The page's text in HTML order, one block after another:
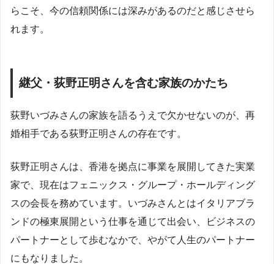
らこそ、今の信頼関係には深みがあるのだと感じさせら
れます。
継父・荻野正明さんを含む家族のかたち
荻野いづみさんの家族を語るうえで欠かせないのが、再
婚相手である荻野正明さんの存在です。
荻野正明さんは、香港を拠点に事業を展開してきた実業
家で、現在はフェニックス・グループ・ホールディング
スの会長を務めています。いづみさんとはイタリアブラ
ンドの極東展開という仕事を通じて出会い、ビジネスの
パートナーとして歩むなかで、やがて人生のパートナー
にもなりました。